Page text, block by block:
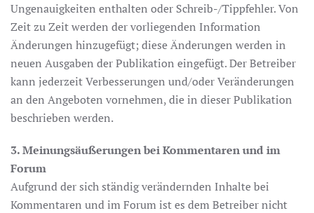
Ungenauigkeiten enthalten oder Schreib-/Tippfehler. Von
Zeit zu Zeit werden der vorliegenden Information
Änderungen hinzugefügt; diese Änderungen werden in
neuen Ausgaben der Publikation eingefügt. Der Betreiber
kann jederzeit Verbesserungen und/oder Veränderungen
an den Angeboten vornehmen, die in dieser Publikation
beschrieben werden.
3. Meinungsäußerungen bei Kommentaren und im
Forum
Aufgrund der sich ständig verändernden Inhalte bei
Kommentaren und im Forum ist es dem Betreiber nicht